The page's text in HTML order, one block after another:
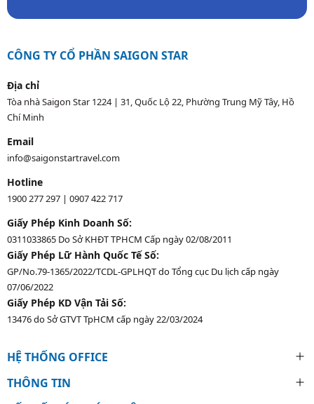
CÔNG TY CỔ PHẦN SAIGON STAR
Địa chỉ
Tòa nhà Saigon Star 1224 | 31, Quốc Lộ 22, Phường Trung Mỹ Tây, Hồ
Chí Minh
Email
info@saigonstartravel.com
Hotline
1900 277 297 | 0907 422 717
Giấy Phép Kinh Doanh Số:
0311033865 Do Sở KHĐT TPHCM Cấp ngày 02/08/2011
Giấy Phép Lữ Hành Quốc Tế Số:
GP/No.79-1365/2022/TCDL-GPLHQT do Tổng cục Du lịch cấp ngày
07/06/2022
Giấy Phép KD Vận Tải Số:
13476 do Sở GTVT TpHCM cấp ngày 22/03/2024
HỆ THỐNG OFFICE
THÔNG TIN